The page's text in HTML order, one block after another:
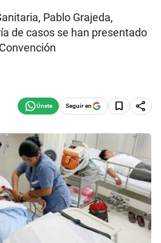
Pablo Grajeda,
de casos se han presentado
Seguir en